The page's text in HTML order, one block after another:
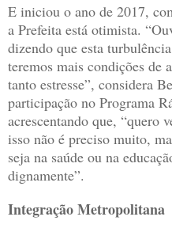
E iniciou o ano de 2017,
a Prefeita está otimista.
dizendo que esta
teremos mais condições
tanto estresse”, considera
participação no Programa
acrescentando que, “quero
isso não é preciso muito,
seja na saúde ou na
dignamente”.
Integração Metropolitana